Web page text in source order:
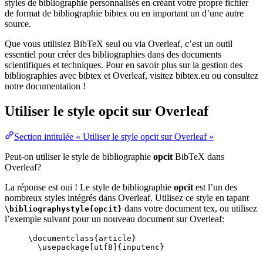
styles de bibliographie personnalisés en créant votre propre fichier
de format de bibliographie bibtex ou en important un d’une autre
source.
Que vous utilisiez BibTeX seul ou via Overleaf, c’est un outil
essentiel pour créer des bibliographies dans des documents
scientifiques et techniques. Pour en savoir plus sur la gestion des
bibliographies avec bibtex et Overleaf, visitez bibtex.eu ou consultez
notre documentation !
Utiliser le style opcit sur Overleaf
Section intitulée « Utiliser le style opcit sur Overleaf »
Peut-on utiliser le style de bibliographie opcitBibTeX dans
Overleaf?
La réponse est oui ! Le style de bibliographie opcitest l’un des
nombreux styles intégrés dans Overleaf. Utilisez ce style en tapant
\bibliographystyle{opcit} dans votre document tex, ou utilisez
l’exemple suivant pour un nouveau document sur Overleaf:
\documentclass{ article }
\usepackage
utf8 ]{ inputenc }